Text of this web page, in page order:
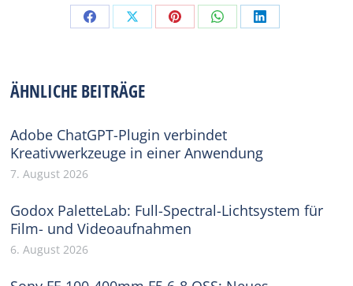
Share Share Share Share Share
ÄHNLICHE BEITRÄGE
Adobe ChatGPT-Plugin verbindet
Kreativwerkzeuge in einer Anwendung
7. August 2026
Godox PaletteLab: Full-Spectral-Lichtsystem für
Film- und Videoaufnahmen
6. August 2026